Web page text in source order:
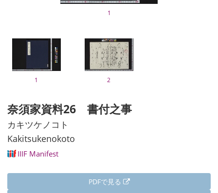
1
1 2
奈須家資料26 書付之事
カキツケノコト
Kakitsukenokoto
IIIF Manifest
PDFで見る